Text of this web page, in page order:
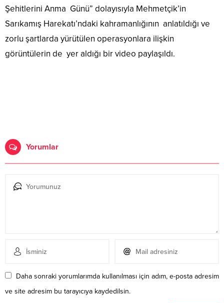
Şehitlerini Anma Günü” dolayısıyla Mehmetçik’in
Sarıkamış Harekatı’ndaki kahramanlığının anlatıldığı ve
zorlu şartlarda yürütülen operasyonlara ilişkin
görüntülerin de yer aldığı bir video paylaşıldı.
Yorumlar
Daha sonraki yorumlarımda kullanılması için adım, e-posta adresim
ve site adresim bu tarayıcıya kaydedilsin.